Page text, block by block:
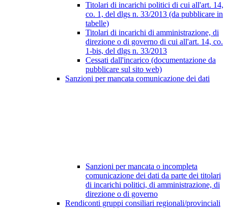
Titolari di incarichi politici di cui all'art. 14,
co. 1, del dlgs n. 33/2013 (da pubblicare in
tabelle)
Titolari di incarichi di amministrazione, di
direzione o di governo di cui all'art. 14, co.
1-bis, del dlgs n. 33/2013
Cessati dall'incarico (documentazione da
pubblicare sul sito web)
Sanzioni per mancata comunicazione dei dati
Sanzioni per mancata o incompleta
comunicazione dei dati da parte dei titolari
di incarichi politici, di amministrazione, di
direzione o di governo
Rendiconti gruppi consiliari regionali/provinciali